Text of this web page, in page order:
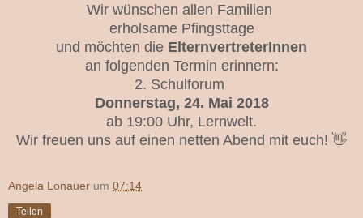
Wir wünschen allen Familien
erholsame Pfingsttage
und möchten die ElternvertreterInnen
an folgenden Termin erinnern:
2. Schulforum
Donnerstag, 24. Mai 2018
ab 19:00 Uhr, Lernwelt.
Wir freuen uns auf einen netten Abend mit euch! 👋
Angela Lonauer um 07:14
Teilen